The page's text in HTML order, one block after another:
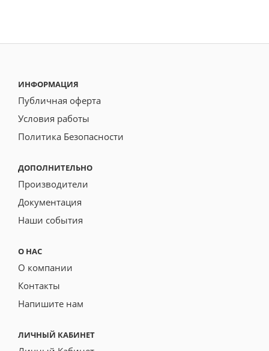
ИНФОРМАЦИЯ
Публичная оферта
Условия работы
Политика Безопасности
ДОПОЛНИТЕЛЬНО
Производители
Документация
Наши события
О НАС
О компании
Контакты
Напишите нам
ЛИЧНЫЙ КАБИНЕТ